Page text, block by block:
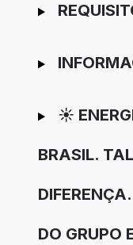
☀️
BRASIL.
DO GRUPO